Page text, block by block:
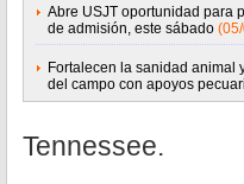
Abre USJT oportunidad para
de admisión, este sábado
Fortalecen la sanidad animal
del campo con apoyos
Tennessee.